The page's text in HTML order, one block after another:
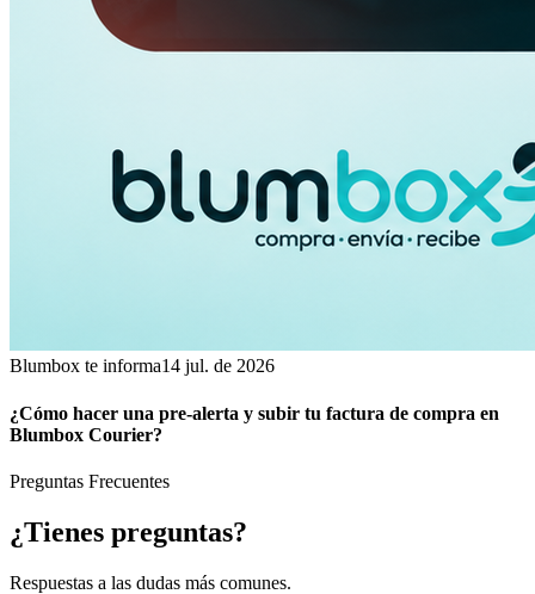
Blumbox te informa14 jul. de 2026
¿Cómo hacer una pre-alerta y subir tu factura de compra en
Blumbox Courier?
Preguntas Frecuentes
¿Tienes preguntas?
Respuestas a las dudas más comunes.